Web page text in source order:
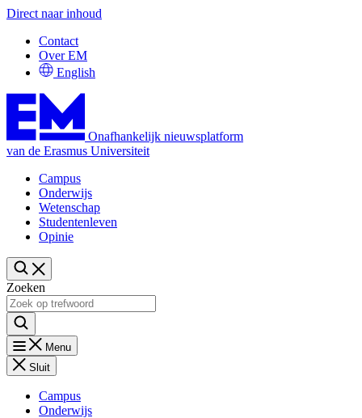
Direct naar inhoud
Contact
Over EM
English
Onafhankelijk nieuwsplatform
van de Erasmus Universiteit
Campus
Onderwijs
Wetenschap
Studentenleven
Opinie
Zoeken
Menu
Sluit
Campus
Onderwijs